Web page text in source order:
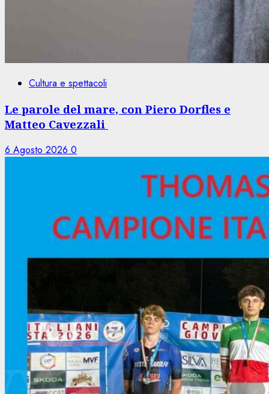
Cultura e spettacoli
Le parole del mare, con Piero Dorfles e
Matteo Cavezzali
6 Agosto 2026 0